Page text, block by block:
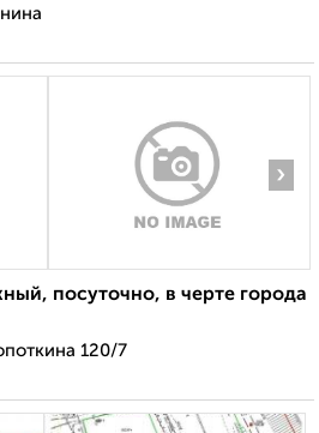
›
посуточно, в черте города
120/7